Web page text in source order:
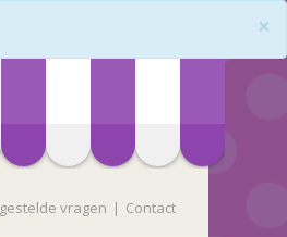
×
vragen Contact